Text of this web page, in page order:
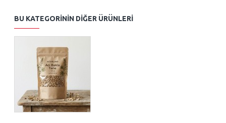
BU KATEGORININ DIĞER ÜRÜNLERI